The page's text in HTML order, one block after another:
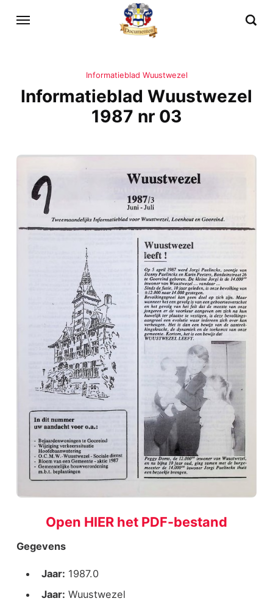
Informatieblad Wuustwezel
Informatieblad Wuustwezel
1987 nr 03
Open HIER het PDF-bestand
Gegevens
Jaar: 1987.0
Jaar: Wuustwezel